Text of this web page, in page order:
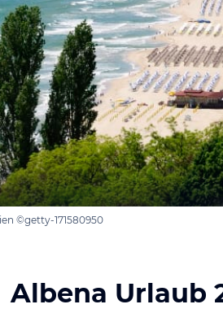
©getty-171580950
Albena Urlaub